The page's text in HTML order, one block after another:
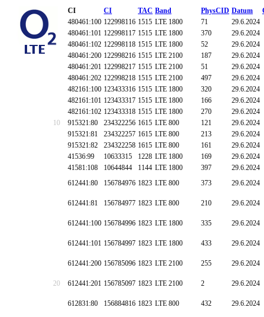
CI CI TAC Band PhysCID Datum
480461:100 122998116 1515 LTE 1800 71
29.6.2024
480461:101 122998117 1515 LTE 1800 370
29.6.2024
480461:102 122998118 1515 LTE 1800 52
29.6.2024
480461:200 122998216 1515 LTE 2100 187
29.6.2024
480461:201 122998217 1515 LTE 2100 51
29.6.2024
480461:202 122998218 1515 LTE 2100 497
29.6.2024
482161:100 123433316 1515 LTE 1800 320
29.6.2024
482161:101 123433317 1515 LTE 1800 166
29.6.2024
482161:102 123433318 1515 LTE 1800 270
29.6.2024
10
915321:80 234322256 1615 LTE 800 121
29.6.2024
915321:81
234322257 1615 LTE 800 213
29.6.2024
915321:82
234322258 1615 LTE 800 161
29.6.2024
41536:99
10633315 1228 LTE 1800 169
29.6.2024
41581:108
10644844 1144 LTE 1800 397
29.6.2024
612441:80
156784976 1823 LTE 800 373 29.6.2024
612441:81 156784977 1823 LTE 800 210 29.6.2024
612441:100 156784996 1823 LTE 1800 335 29.6.2024
612441:101 156784997 1823 LTE 1800 433 29.6.2024
612441:200 156785096 1823 LTE 2100 255 29.6.2024
20 612441:201 156785097 1823 LTE 2100 2 29.6.2024
612831:80 156884816 1823 LTE 800 432 29.6.2024